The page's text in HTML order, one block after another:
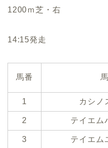
1200ｍ芝・右
14:15発走
馬番
1 カシノ
2 テイエム
3 テイエム